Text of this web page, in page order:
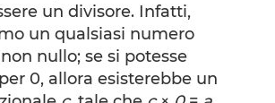
un divisore. Infatti,
un qualsiasi numero
nullo; se si potesse
0, allora esisterebbe un